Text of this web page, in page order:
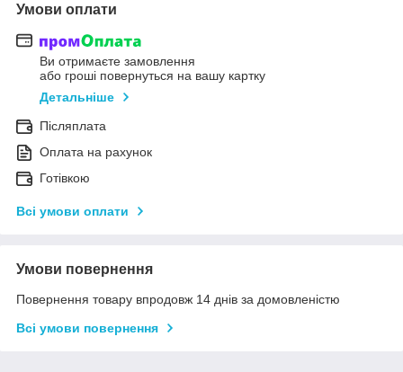
Умови оплати
Ви отримаєте замовлення
або гроші повернуться на вашу картку
Детальніше
Післяплата
Оплата на рахунок
Готівкою
Всі умови оплати
Умови повернення
Повернення товару впродовж 14 днів за домовленістю
Всі умови повернення